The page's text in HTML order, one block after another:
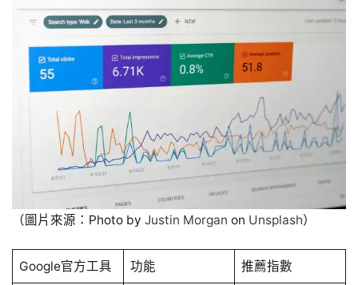
（圖片來源：Photo by Justin Morgan on Unsplash）
Google官方工具 功能 推薦指數